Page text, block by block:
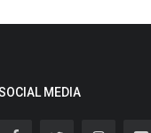
MEDIA